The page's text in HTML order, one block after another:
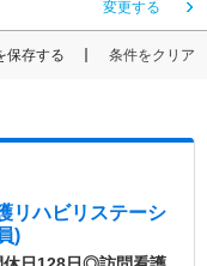
変更する
保存する 条件をクリア
リハビリステーシ
)